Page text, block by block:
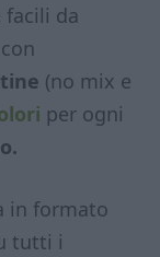
da
(no mix e
per ogni
in formato
tutti i